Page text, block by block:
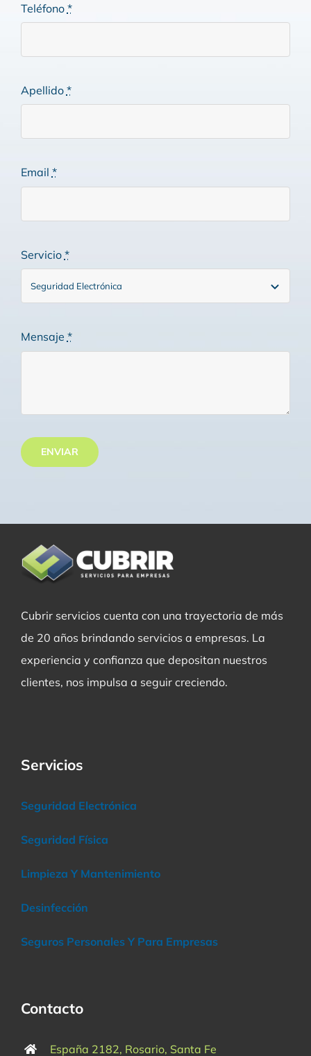
Teléfono *
Apellido *
Email *
Servicio *
Mensaje *
ENVIAR
Cubrir servicios cuenta con una trayectoria de más
de 20 años brindando servicios a empresas. La
experiencia y confianza que depositan nuestros
clientes, nos impulsa a seguir creciendo.
Servicios
Seguridad Electrónica
Seguridad Física
Limpieza Y Mantenimiento
Desinfección
Seguros Personales Y Para Empresas
Contacto
España 2182, Rosario, Santa Fe